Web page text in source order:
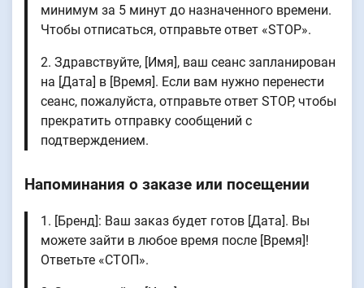
минимум за 5 минут до назначенного времени.
Чтобы отписаться, отправьте ответ «STOP».
2. Здравствуйте, [Имя], ваш сеанс запланирован
на [Дата] в [Время]. Если вам нужно перенести
сеанс, пожалуйста, отправьте ответ STOP, чтобы
прекратить отправку сообщений с
подтверждением.
Напоминания о заказе или посещении
1. [Бренд]: Ваш заказ будет готов [Дата]. Вы
можете зайти в любое время после [Время]!
Ответьте «СТОП».